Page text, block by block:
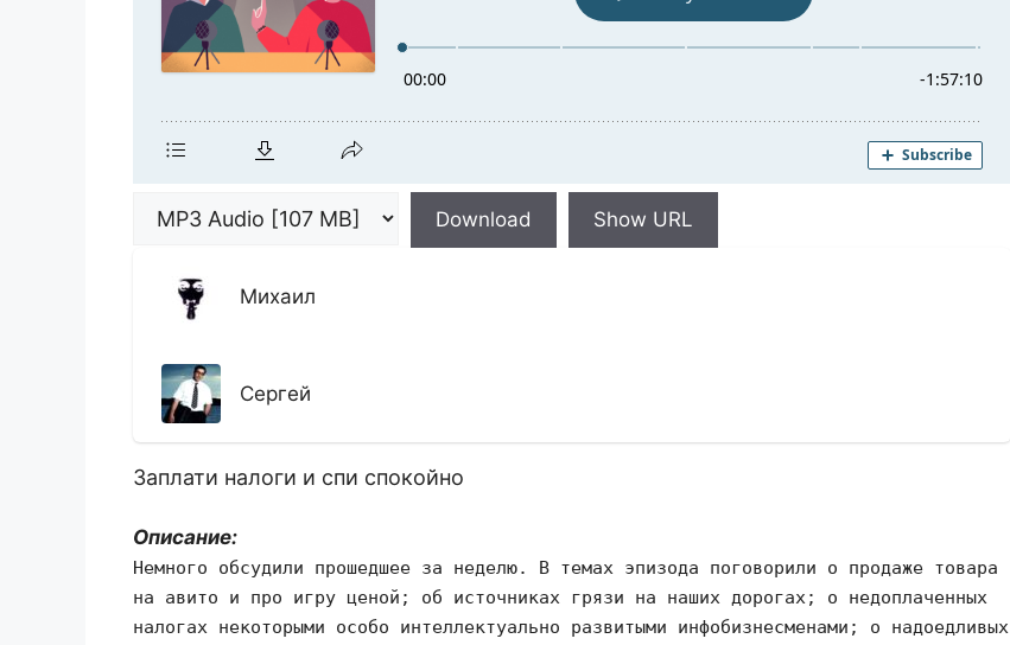
Download Show URL
Михаил
Сергей
Заплати налоги и спи спокойно
Описание:
Немного обсудили прошедшее за неделю. В темах эпизода поговорили о продаже товара
на авито и про игру ценой; об источниках грязи на наших дорогах; о недоплаченных
налогах некоторыми особо интеллектуально развитыми инфобизнесменами; о надоедливых